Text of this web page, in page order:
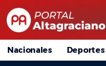
Nacionales Deportes